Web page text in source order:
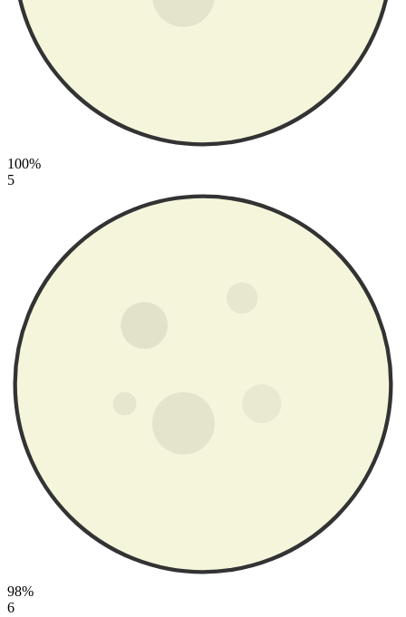
100%
5
98%
6